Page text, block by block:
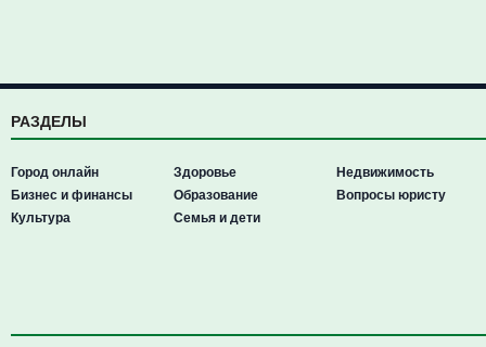
РАЗДЕЛЫ
Город онлайн
Бизнес и финансы
Культура
Здоровье
Образование
Семья и дети
Недвижимость
Вопросы юристу